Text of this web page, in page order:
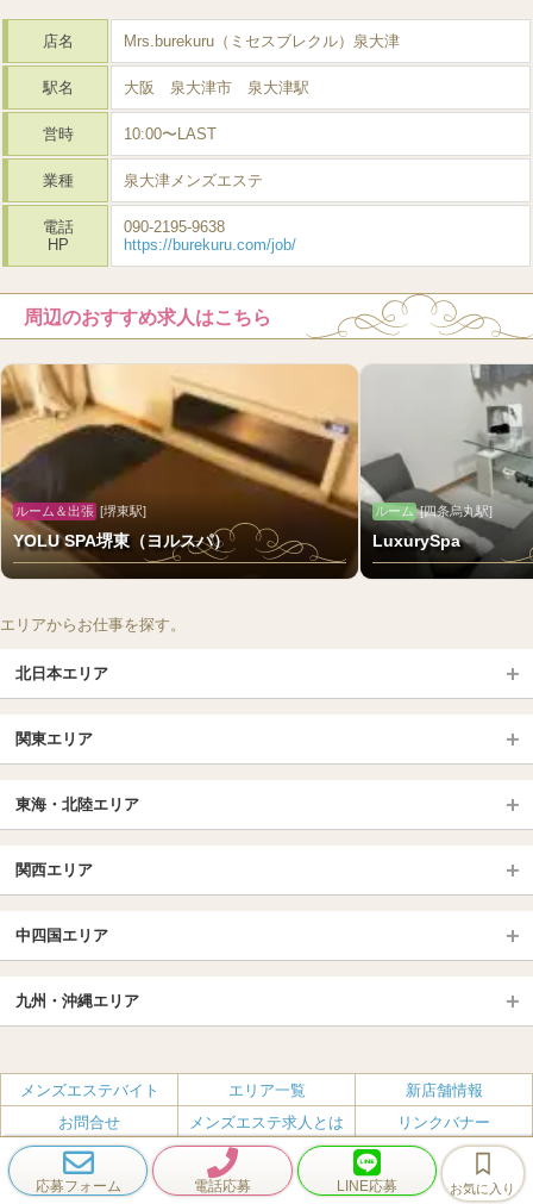
応募フォーム 電話応募 LINE応募 お気に入り
店名 Mrs.burekuru（ミセスブレクル）泉大津
駅名 大阪 泉大津市 泉大津駅
営時 10:00〜LAST
業種 泉大津メンズエステ
電話
HP
090-2195-9638
https://burekuru.com/job/
周辺のおすすめ求人はこちら
ルーム＆出張 [堺東駅]
YOLU SPA堺東（ヨルスパ）
ルーム [四条烏丸駅]
LuxurySpa
エリアからお仕事を探す。
北日本エリア
北海道（札幌・旭川・函館）
青森
岩手 (盛岡・北上)
福島 (いわき・郡山)
山形
長野・松本・上田
群馬（伊勢崎・高崎・前橋）
関東エリア
大宮・浦和・川口
越谷・春日部
千葉TOP
松戸・柏
池袋・大塚
新宿
恵比寿・目黒・自由が丘
赤坂・麻布・六本木
品川・五反田・蒲田
銀座・東京・新橋
飯田橋・水道橋・市ヶ谷
神田・秋葉原・人形町
東海・北陸エリア
愛知（名古屋）
岐阜県
北陸
名古屋TOP
丸の内・久屋・高岳
大須・上前津・鶴舞
新栄町・東新町
千種・今池・黒川・大曽根
金山・熱田
一宮・津島・小牧
春日井・豊田・東海
刈谷・安城・岡崎・豊橋
関西エリア
京都駅・伏見区
烏丸御池駅
四条烏丸・河原町・祇園四条
三条・京都市役所前
大阪エリア
梅田・北新地
肥後橋・淀屋橋・北浜
南森町・天満・京橋
日本橋（大阪市）
難波（なんば）
南船場・心斎橋・長堀橋
中四国エリア
広島
岡山
香川（高松）
愛媛（松山）
徳島
高知
九州・沖縄エリア
福岡
佐賀
長崎
熊本
大分
宮崎
沖縄
メンズエステバイト エリア一覧
新店舗情報
お問合せ
メンズエステ求人とは
リンクバナー
プライバシーポリシー・利用規約
無料掲載 会社概要
エステクイーン